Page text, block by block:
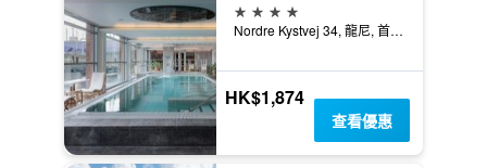
4星級
Nordre Kystvej 34, 龍尼, 首都大區, 丹麥
HK$1,874
查看優惠